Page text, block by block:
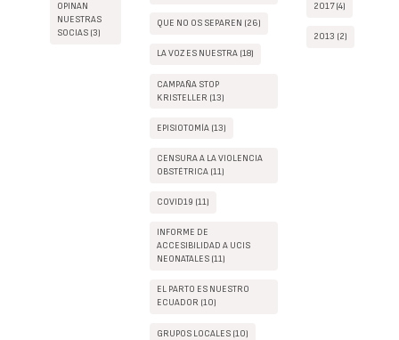
OPINAN
NUESTRAS
SOCIAS (3)
QUE NO OS SEPAREN (26)
LA VOZ ES NUESTRA (18)
CAMPAÑA STOP
KRISTELLER (13)
EPISIOTOMÍA (13)
CENSURA A LA VIOLENCIA
OBSTÉTRICA (11)
COVID19 (11)
INFORME DE
ACCESIBILIDAD A UCIS
NEONATALES (11)
EL PARTO ES NUESTRO
ECUADOR (10)
GRUPOS LOCALES (10)
2017 (4)
2013 (2)